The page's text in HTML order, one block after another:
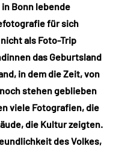
Bonn lebende
für sich
als Foto-Trip
das Geburtsland
in dem die Zeit, von
stehen geblieben
viele Fotografien, die
die Kultur zeigten.
des Volkes,